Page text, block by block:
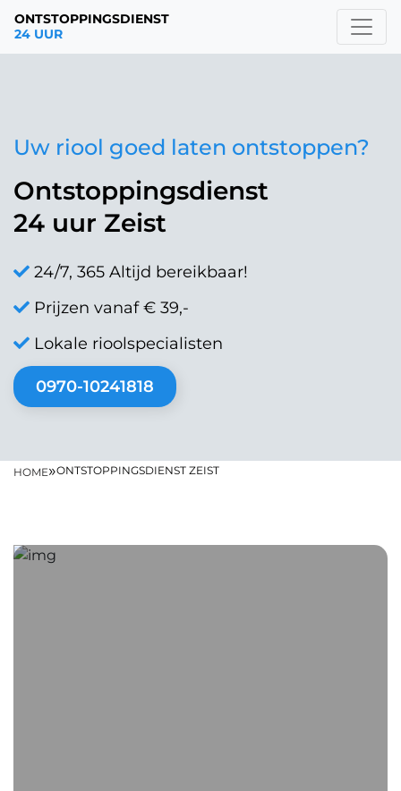
ONTSTOPPINGSDIENST
24 UUR
Uw riool goed laten ontstoppen?
Ontstoppingsdienst
24 uur Zeist
24/7, 365 Altijd bereikbaar!
Prijzen vanaf € 39,-
Lokale rioolspecialisten
0970-10241818
HOME»ONTSTOPPINGSDIENST ZEIST